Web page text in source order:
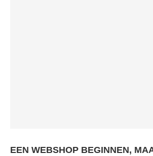
EEN WEBSHOP BEGINNEN,